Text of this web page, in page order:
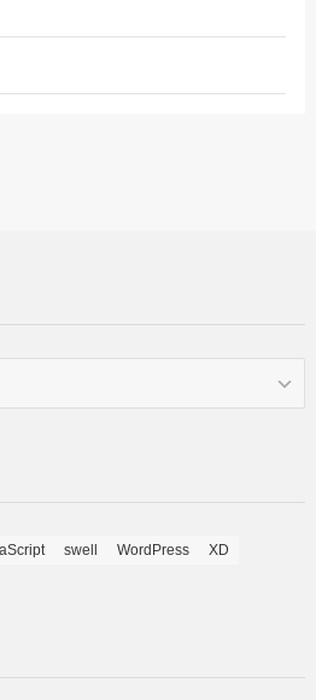
swell WordPress XD